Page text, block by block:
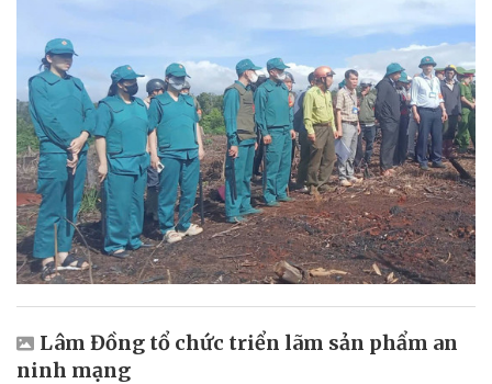
Lâm Đồng tổ chức triển lãm sản phẩm an
ninh mạng